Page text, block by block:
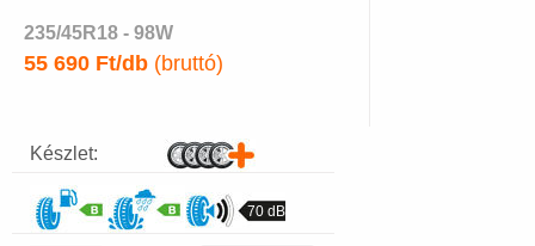
235/45R18 - 98W
55 690 Ft/db (bruttó)
Készlet:
70 dB